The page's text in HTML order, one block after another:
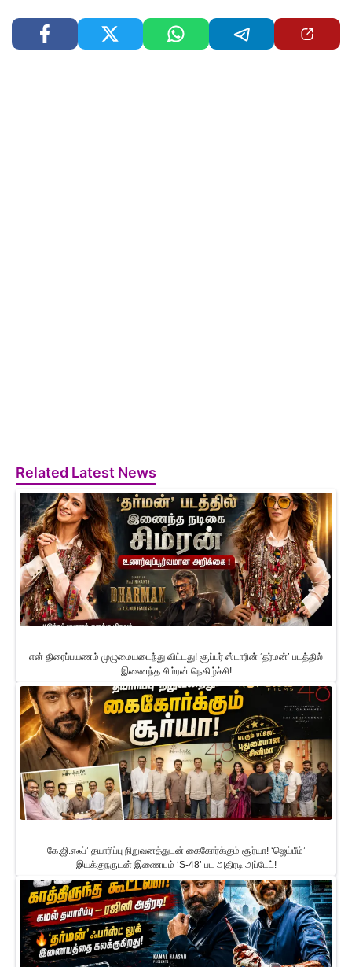
Related Latest News
என் திரைப்பயணம் முழுமையடைந்து விட்டது! சூப்பர் ஸ்டாரின் ‘தர்மன்’ படத்தில்
இணைந்த சிம்ரன் நெகிழ்ச்சி!
கே.ஜி.எஃப்’ தயாரிப்பு நிறுவனத்துடன் கைகோர்க்கும் சூர்யா! ‘ஜெய்பீம்’
இயக்குநருடன் இணையும் ‘S-48’ பட அதிரடி அப்டேட்!